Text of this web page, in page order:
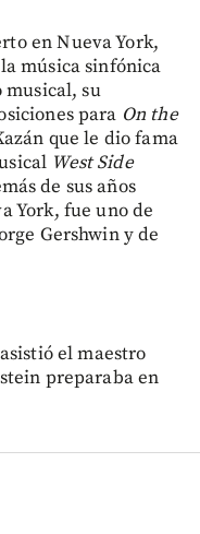
en Nueva York,
música sinfónica
su
para On the
que le dio fama
West Side
de sus años
York, fue uno de
Gershwin y de
el maestro
preparaba en